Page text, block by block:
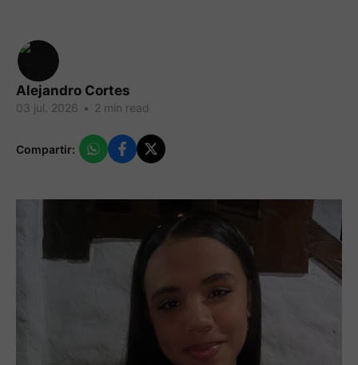
Alejandro Cortes
03 jul. 2026 • 2 min read
Compartir: